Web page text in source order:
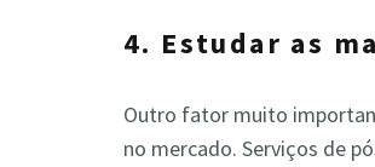
4. Estudar as
Outro fator muito
no mercado. Serviços de